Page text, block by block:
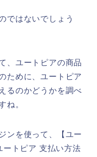
ではないでしょう
、ユートピアの商品
ために、ユートピア
るのかどうかを調べ
ね。
ンを使って、【ユー
ートピア 支払い方法